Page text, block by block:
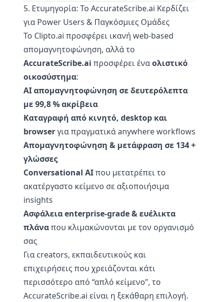
5. Ετυμηγορία: Το AccurateScribe.ai Κερδίζει
για Power Users & Παγκόσμιες Ομάδες
Το Clipto.ai προσφέρει ικανή web-based
απομαγνητοφώνηση, αλλά το
AccurateScribe.ai προσφέρει έναολιστικό
οικοσύστημα:
AI απομαγνητοφώνηση σε δευτερόλεπτα
με 99,8 % ακρίβεια
Καταγραφή από κινητό, desktop και
browserγια πραγματικά anywhere workflows
Απομαγνητοφώνηση & μετάφραση σε 134 +
γλώσσες
Conversational AIπου μετατρέπει το
ακατέργαστο κείμενο σε αξιοποιήσιμα
insights
Ασφάλεια enterprise-grade & ευέλικτα
πλάναπου κλιμακώνονται με τον οργανισμό
σας
Για creators, εκπαιδευτικούς και
επιχειρήσεις που χρειάζονται κάτι
περισσότερο από “απλό κείμενο”, το
AccurateScribe.ai είναι η ξεκάθαρη επιλογή.